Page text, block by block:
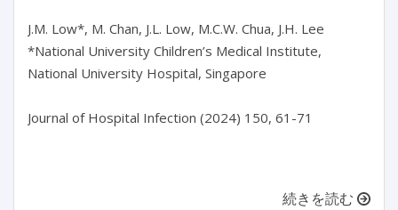
J.M. Low*, M. Chan, J.L. Low, M.C.W. Chua, J.H. Lee
*National University Children’s Medical Institute,
National University Hospital, Singapore
Journal of Hospital Infection (2024) 150, 61-71
続きを読む